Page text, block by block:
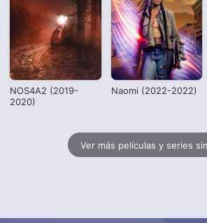
NOS4A2 (2019-
2020)
Naomi (2022-2022)
Ver más películas y series